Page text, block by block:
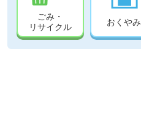
ごみ・
リサイクル
おくやみ